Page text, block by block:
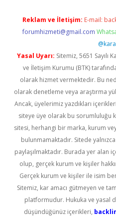
Reklam ve İletişim: E-mail:
forumhizmeti@gmail.com
Yasal Uyarı: Sitemiz, 5651 Sayılı
ve İletişim Kurumu (BTK)
olarak hizmet vermektedir. Bu
olarak denetleme veya araştırma
Ancak, üyelerimiz yazdıkları
siteye üye olarak bu sorumluluğu
sitesi, herhangi bir marka, kurum
bulunmamaktadır. Sitede
paylaşılmaktadır. Burada yer alan
olup, gerçek kurum ve kişiler
Gerçek kurum ve kişiler ile isim
Sitemiz, kar amacı gütmeyen ve
platformudur. Hukuka ve yasal
düşündüğünüz içerikleri,